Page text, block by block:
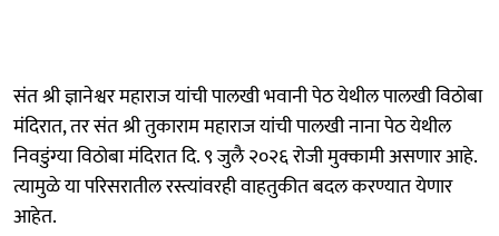
संत श्री ज्ञानेश्वर महाराज यांची पालखी भवानी पेठ येथील पालखी विठोबा
मंदिरात, तर संत श्री तुकाराम महाराज यांची पालखी नाना पेठ येथील
निवडुंग्या विठोबा मंदिरात दि. ९ जुलै २०२६ रोजी मुक्कामी असणार आहे.
त्यामुळे या परिसरातील रस्त्यांवरही वाहतुकीत बदल करण्यात येणार
आहेत.